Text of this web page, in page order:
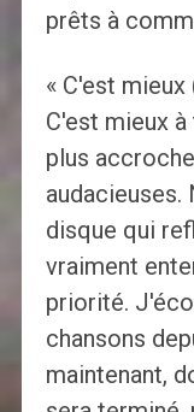
prêts à
« C'est mieux
C'est mieux
plus
audacieuses.
disque qui
vraiment
priorité.
chansons
maintenant,